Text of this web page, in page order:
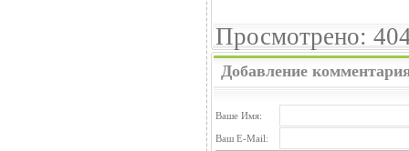
Просмотрено:
Добавление
Ваше Имя:
Ваш E-Mail: